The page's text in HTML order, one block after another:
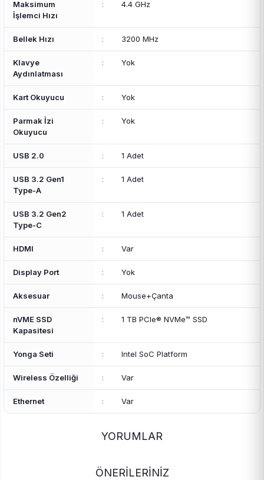
Maksimum
İşlemci Hızı
: 4.4 GHz
Bellek Hızı : 3200 MHz
Klavye
Aydınlatması
: Yok
Kart Okuyucu : Yok
Parmak İzi
Okuyucu
: Yok
USB 2.0 : 1 Adet
USB 3.2 Gen1
Type-A
: 1 Adet
USB 3.2 Gen2
Type-C
: 1 Adet
HDMI : Var
Display Port : Yok
Aksesuar : Mouse+Çanta
nVME SSD
Kapasitesi
: 1 TB PCIe® NVMe™ SSD
Yonga Seti : Intel SoC Platform
Wireless Özelliği : Var
Ethernet : Var
YORUMLAR
ÖNERİLERİNİZ